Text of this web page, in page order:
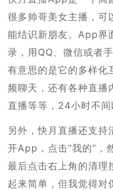
很多帅哥美女主播，可
能结识新朋友。App界
录，用QQ、微信或者
有意思的是它的多样化
频聊天，还有各种直播
直播等等，24小时不间
另外，快月直播还支持
开App，点击“我的”
最后点击右上角的清理
起来简单，但我觉得对